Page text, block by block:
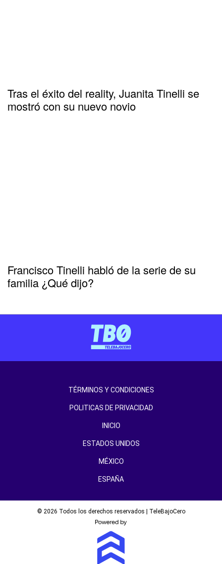
Tras el éxito del reality, Juanita Tinelli se
mostró con su nuevo novio
Francisco Tinelli habló de la serie de su
familia ¿Qué dijo?
TÉRMINOS Y CONDICIONES
POLITICAS DE PRIVACIDAD
INICIO
ESTADOS UNIDOS
MÉXICO
ESPAÑA
© 2026 Todos los derechos reservados | TeleBajoCero